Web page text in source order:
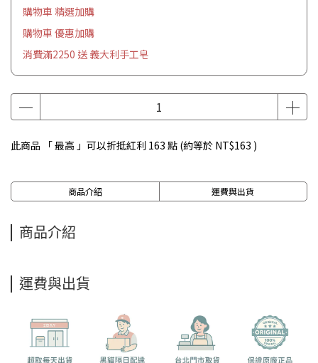
購物車 精選加購
購物車 優惠加購
消費滿2250 送 義大利手工皂
此商品 「 最高 」可以折抵紅利 163 點 (約等於 NT$163 )
商品介紹 運費與出貨
商品介紹
運費與出貨